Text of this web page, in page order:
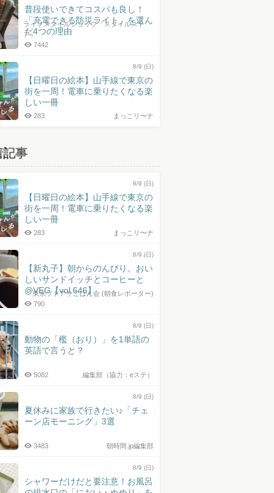
普段使いできてコスパも良し！
「充電できる防災ライト」を選ん
だ4つの理由
ライフスタイルショップ「スタイルスト
ア」
7442
8/9 (日)
【日曜日の絵本】山手線で東京の
街を一周！電車に乗りたくなる楽
しい一冊
まっこリ〜ナ
283
記事
8/9 (日)
【日曜日の絵本】山手線で東京の
街を一周！電車に乗りたくなる楽
しい一冊
まっこリ〜ナ
283
8/9 (日)
【新丸子】朝からのんびり。おい
しいサンドイッチとコーヒーと
@VEG【vol.646】
東京ソトアサごはん会 (朝食レポーター)
790
8/9 (日)
動物の「檻（おり）」を1単語の
英語で言うと？
編集部（協力：eステ）
5082
8/9 (日)
夏休みに家族で行きたい♪「チェ
ーン店モーニング」3選
朝時間.jp編集部
3483
8/9 (日)
シャワーだけだと要注意！お風呂